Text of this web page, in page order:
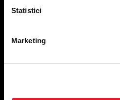
Statistici
Marketing
ANPC
RO6645790, J40/24660/1994,